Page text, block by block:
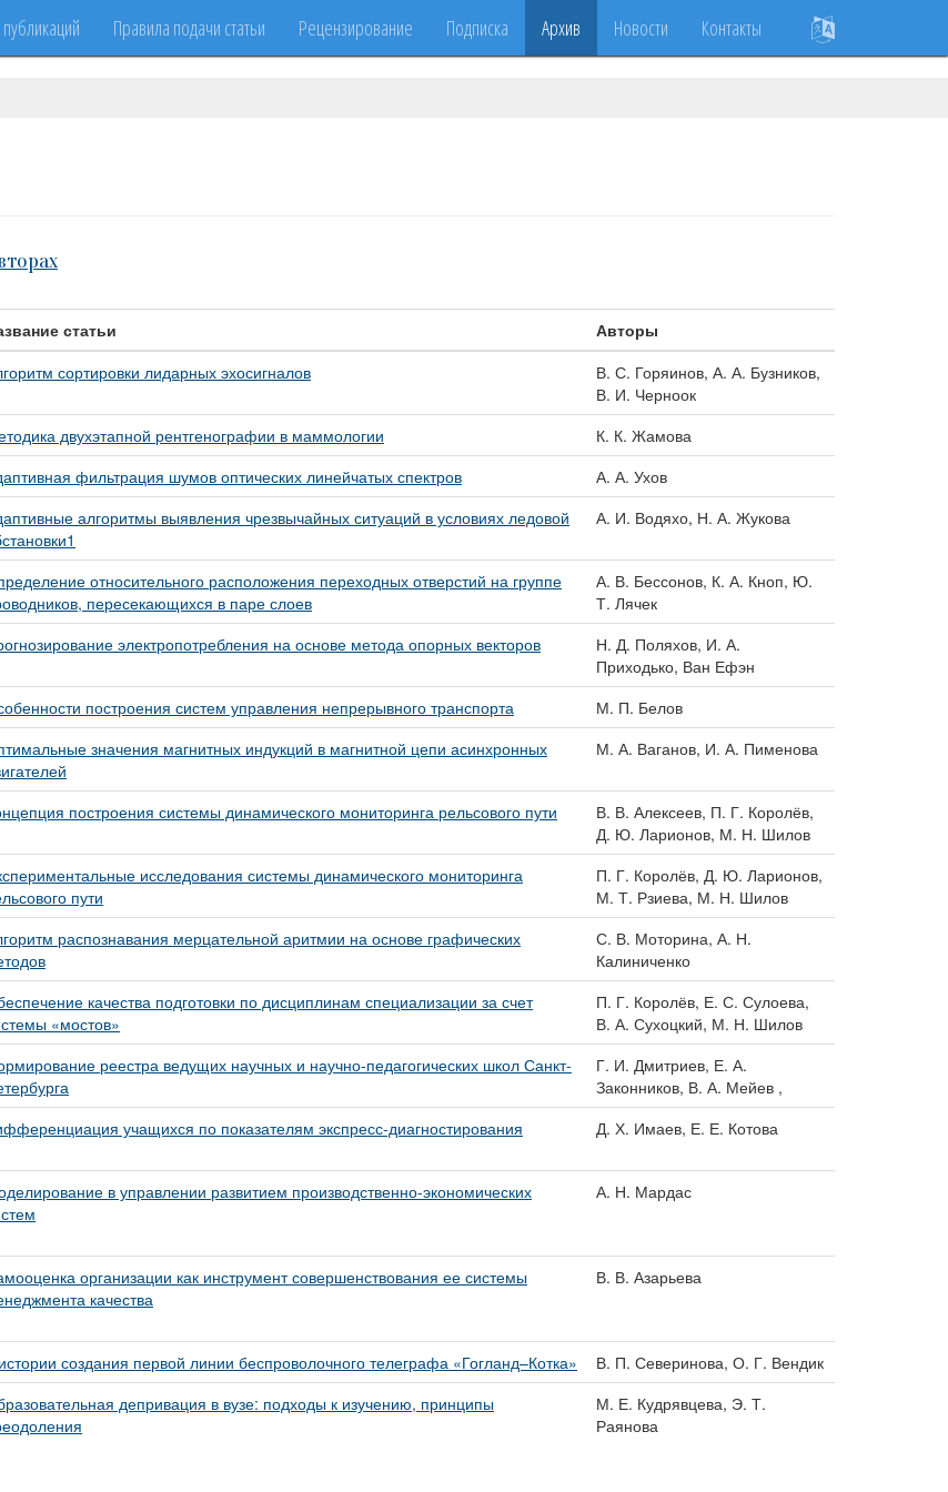
Правила подачи статьи Рецензирование Подписка Архив Новости Контакты
статьи
Авторы
сортировки лидарных эхосигналов
В. С. Горяинов, А. А. Бузников,
В. И. Черноок
двухэтапной рентгенографии в маммологии
К. К. Жамова
фильтрация шумов оптических линейчатых спектров
А. А. Ухов
алгоритмы выявления чрезвычайных ситуаций в условиях ледовой
А. И. Водяхо, Н. А. Жукова
относительного расположения переходных отверстий на группе
пересекающихся в паре слоев
А. В. Бессонов, К. А. Кноп, Ю.
Т. Лячек
электропотребления на основе метода опорных векторов
Н. Д. Поляхов, И. А.
Приходько, Ван Ефэн
построения систем управления непрерывного транспорта
М. П. Белов
значения магнитных индукций в магнитной цепи асинхронных
М. А. Ваганов, И. А. Пименова
построения системы динамического мониторинга рельсового пути
В. В. Алексеев, П. Г. Королёв,
Д. Ю. Ларионов, М. Н. Шилов
исследования системы динамического мониторинга
пути
П. Г. Королёв, Д. Ю. Ларионов,
М. Т. Рзиева, М. Н. Шилов
распознавания мерцательной аритмии на основе графических
С. В. Моторина, А. Н.
Калиниченко
качества подготовки по дисциплинам специализации за счет
«мостов»
П. Г. Королёв, Е. С. Сулоева,
В. А. Сухоцкий, М. Н. Шилов
реестра ведущих научных и научно-педагогических школ Санкт-
Г. И. Дмитриев, Е. А.
Законников, В. А. Мейев ,
учащихся по показателям экспресс-диагностирования Д. Х. Имаев, Е. Е. Котова
в управлении развитием производственно-экономических
А. Н. Мардас
организации как инструмент совершенствования ее системы
качества
В. В. Азарьева
создания первой линии беспроволочного телеграфа «Гогланд–Котка»
В. П. Северинова, О. Г. Вендик
депривация в вузе: подходы к изучению, принципы
М. Е. Кудрявцева, Э. Т.
Раянова